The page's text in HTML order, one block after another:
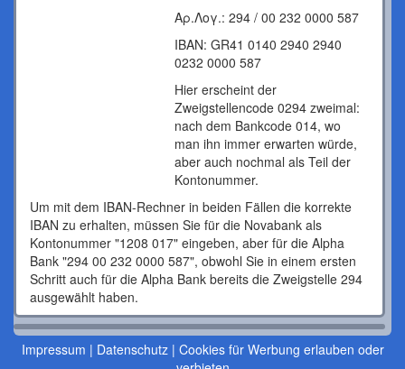
Αρ.Λογ.: 294 / 00 232 0000 587
IBAN: GR41 0140 2940 2940
0232 0000 587
Hier erscheint der
Zweigstellencode 0294 zweimal:
nach dem Bankcode 014, wo
man ihn immer erwarten würde,
aber auch nochmal als Teil der
Kontonummer.
Um mit dem IBAN-Rechner in beiden Fällen die korrekte
IBAN zu erhalten, müssen Sie für die Novabank als
Kontonummer "1208 017" eingeben, aber für die Alpha
Bank "294 00 232 0000 587", obwohl Sie in einem ersten
Schritt auch für die Alpha Bank bereits die Zweigstelle 294
ausgewählt haben.
Impressum | Datenschutz| Cookies für Werbung erlauben oder